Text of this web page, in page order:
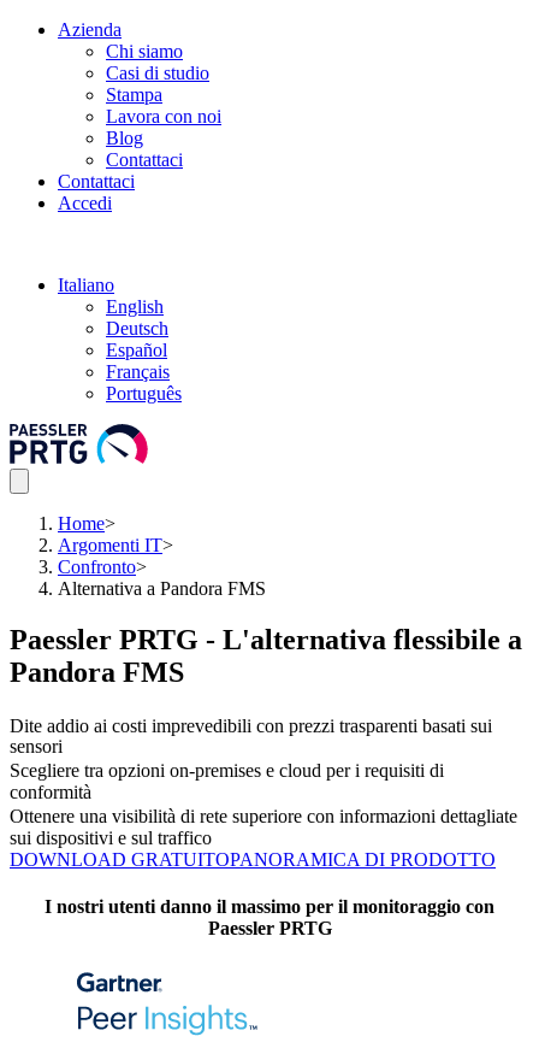
Azienda
Chi siamo
Casi di studio
Stampa
Lavora con noi
Blog
Contattaci
Contattaci
Accedi
Italiano
English
Deutsch
Español
Français
Português
Home>
Argomenti IT>
Confronto>
Alternativa a Pandora FMS
Paessler PRTG - L'alternativa flessibile a
Pandora FMS
Dite addio ai costi imprevedibili con prezzi trasparenti basati sui
sensori
Scegliere tra opzioni on-premises e cloud per i requisiti di
conformità
Ottenere una visibilità di rete superiore con informazioni dettagliate
sui dispositivi e sul traffico
DOWNLOAD GRATUITOPANORAMICA DI PRODOTTO
I nostri utenti danno il massimo per il monitoraggio con
Paessler PRTG